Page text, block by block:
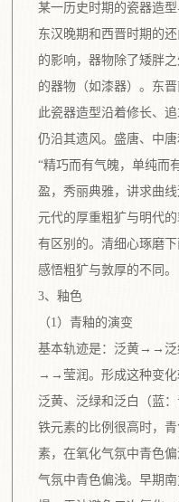
某一历史时期的瓷器造
东汉晚期和西晋时期的
的影响，器物除了矮胖
的器物（如漆器）。东
此瓷器造型沿着修长、
仍沿其遗风。盛唐、中
“精巧而有气魄，单纯而
盈，秀丽典雅，讲求曲
元代的厚重粗犷与明代
有区别的。清细心琢磨
感悟粗犷与敦厚的不同。
3、釉色
（1）青釉的演变
基本轨迹是：泛黄→→
→→莹润。形成这种变化
泛黄、泛绿和泛白（蓝
铁元素的比例很高时，
素，在氧化气氛中青色
气氛中青色偏浅。早期